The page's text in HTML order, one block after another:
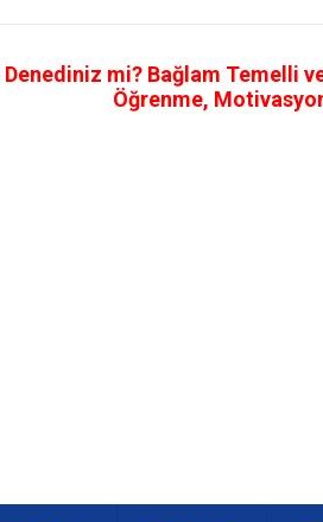
Denediniz mi? Bağlam Temelli
Öğrenme,